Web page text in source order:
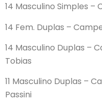
14 Masculino Simples –
14 Fem. Duplas –
14 Masculino Duplas –
Tobias
11 Masculino Duplas –
Passini